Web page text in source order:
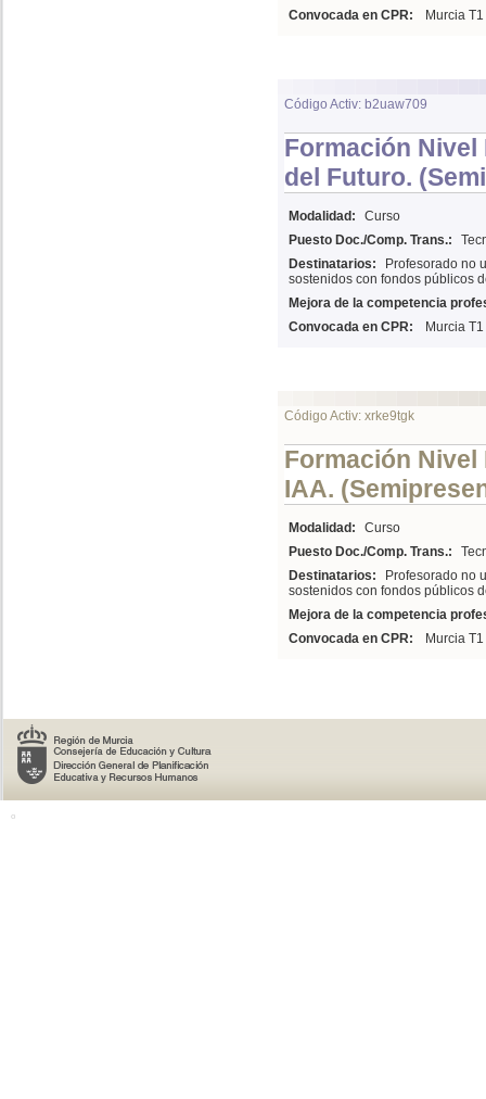
Convocada en CPR:
Murcia T1
Código Activ: b2uaw709
Formación Nivel
del Futuro.
Modalidad:
Curso
Puesto Doc./Comp. Trans.:
Destinatarios:
Profesorado no
sostenidos con fondos públicos
Mejora de la competencia
Convocada en CPR:
Murcia T1
Código Activ: xrke9tgk
Formación
IAA.
Modalidad:
Curso
Puesto Doc./Comp. Trans.:
Destinatarios:
Profesorado no
sostenidos con fondos públicos
Mejora de la competencia
Convocada en CPR:
Murcia T1
o